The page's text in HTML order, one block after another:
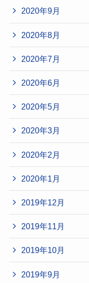
2020年9月
2020年8月
2020年7月
2020年6月
2020年5月
2020年3月
2020年2月
2020年1月
2019年12月
2019年11月
2019年10月
2019年9月